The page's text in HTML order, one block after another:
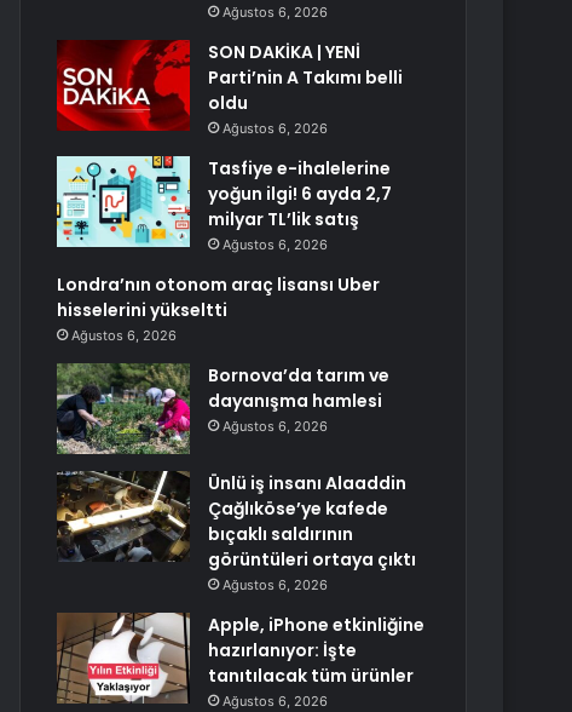
Ağustos 6, 2026
SON DAKİKA | YENİ
Parti’nin A Takımı belli
oldu
Ağustos 6, 2026
Tasfiye e-ihalelerine
yoğun ilgi! 6 ayda 2,7
milyar TL’lik satış
Ağustos 6, 2026
Londra’nın otonom araç lisansı Uber
hisselerini yükseltti
Ağustos 6, 2026
Bornova’da tarım ve
dayanışma hamlesi
Ağustos 6, 2026
Ünlü iş insanı Alaaddin
Çağlıköse’ye kafede
bıçaklı saldırının
görüntüleri ortaya çıktı
Ağustos 6, 2026
Apple, iPhone etkinliğine
hazırlanıyor: İşte
tanıtılacak tüm ürünler
Ağustos 6, 2026